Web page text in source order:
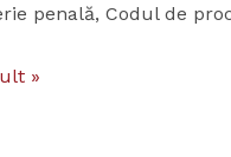
penală, Codul de
»